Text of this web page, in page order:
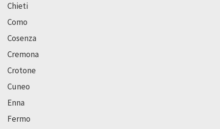
Chieti
Como
Cosenza
Cremona
Crotone
Cuneo
Enna
Fermo